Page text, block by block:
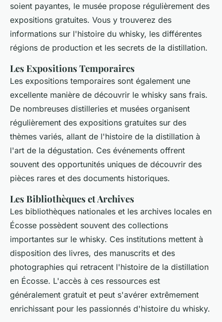
soient payantes, le musée propose régulièrement des
expositions gratuites. Vous y trouverez des
informations sur l'histoire du whisky, les différentes
régions de production et les secrets de la distillation.
Les Expositions Temporaires
Les expositions temporaires sont également une
excellente manière de découvrir le whisky sans frais.
De nombreuses distilleries et musées organisent
régulièrement des expositions gratuites sur des
thèmes variés, allant de l'histoire de la distillation à
l'art de la dégustation. Ces événements offrent
souvent des opportunités uniques de découvrir des
pièces rares et des documents historiques.
Les Bibliothèques et Archives
Les bibliothèques nationales et les archives locales en
Écosse possèdent souvent des collections
importantes sur le whisky. Ces institutions mettent à
disposition des livres, des manuscrits et des
photographies qui retracent l'histoire de la distillation
en Écosse. L'accès à ces ressources est
généralement gratuit et peut s'avérer extrêmement
enrichissant pour les passionnés d'histoire du whisky.